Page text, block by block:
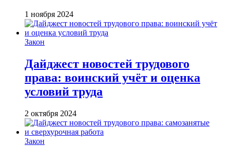
1 ноября 2024
Закон
Дайджест новостей трудового
права: воинский учёт и оценка
условий труда
2 октября 2024
Закон